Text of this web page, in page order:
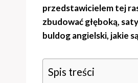
przedstawicielem tej
zbudować głęboką,
buldog angielski, jakie
Spis treści